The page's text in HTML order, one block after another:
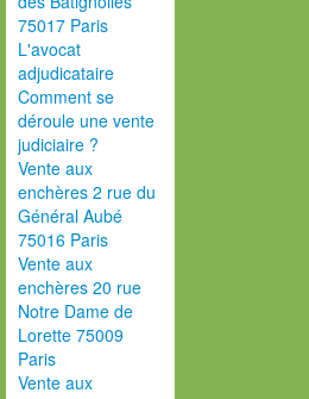
75017 Paris
L'avocat
adjudicataire
Comment se
déroule une vente
judiciaire ?
Vente aux
enchères 2 rue du
Général Aubé
75016 Paris
Vente aux
enchères 20 rue
Notre Dame de
Lorette 75009
Paris
Vente aux